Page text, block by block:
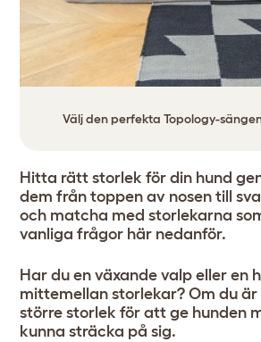
Välj den perfekta Topology-
Hitta rätt storlek för din hund
dem från toppen av nosen till
och matcha med storlekarna
vanliga frågor här nedanför.
Har du en växande valp eller en
mittemellan storlekar? Om du är
större storlek för att ge hunden
kunna sträcka på sig.